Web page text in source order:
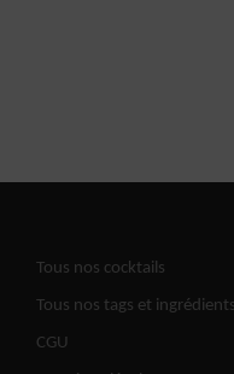
Tous nos cocktails
Tous nos tags et ingrédients
CGU